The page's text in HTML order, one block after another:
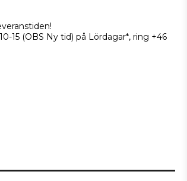
15 (OBS Ny tid) på Lördagar*, ring +46